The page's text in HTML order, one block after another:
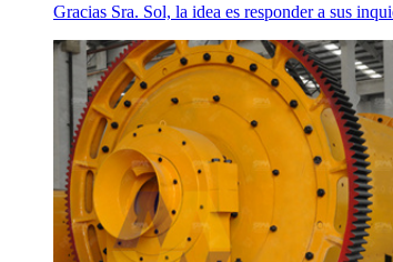
Gracias Sra. Sol, la idea es responder a sus